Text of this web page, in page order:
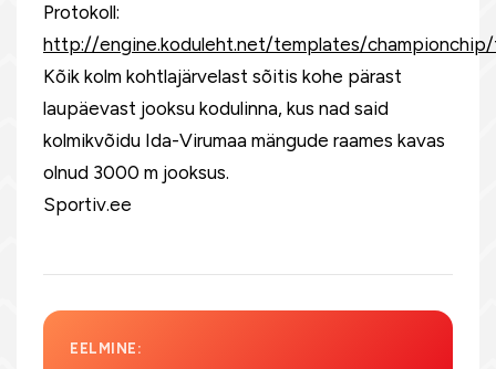
Protokoll:
http://engine.koduleht.net/templates/
Kõik kolm kohtlajärvelast sõitis kohe pärast
laupäevast jooksu kodulinna, kus nad said
kolmikvõidu Ida-Virumaa mängude raames kavas
olnud 3000 m jooksus.
Sportiv.ee
EELMINE: